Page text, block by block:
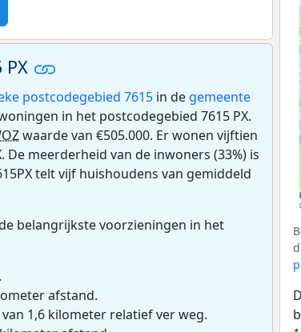
postcodegebied 7615 in de gemeente
in het postcodegebied 7615 PX.
waarde van €505.000. Er wonen vijftien
meerderheid van de inwoners (33%) is
telt vijf huishoudens van gemiddeld
belangrijkste voorzieningen in het
afstand.
1,6 kilometer relatief ver weg.